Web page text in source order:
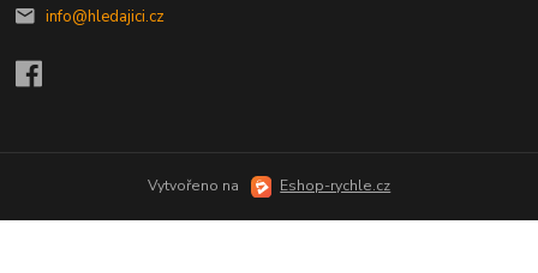
info@hledajici.cz
Vytvořeno na Eshop-rychle.cz